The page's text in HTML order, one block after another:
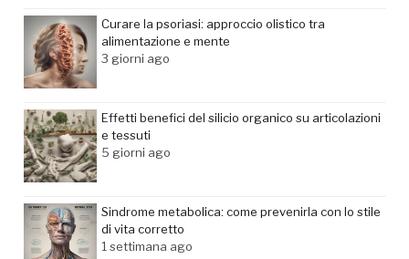
Curare la psoriasi: approccio olistico tra
alimentazione e mente
3 giorni ago
Effetti benefici del silicio organico su articolazioni
e tessuti
5 giorni ago
Sindrome metabolica: come prevenirla con lo stile
di vita corretto
1 settimana ago